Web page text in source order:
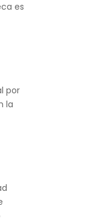
es
por
la